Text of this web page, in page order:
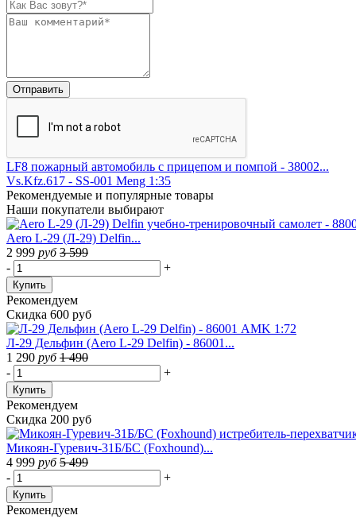
LF8 пожарный автомобиль с прицепом и помпой - 38002...
Vs.Kfz.617 - SS-001 Meng 1:35
Рекомендуемые и популярные товары
Наши покупатели выбирают
Aero L-29 (Л-29) Delfin...
2 999 руб 3 599
-
+
Купить
Рекомендуем
Скидка 600 руб
Л-29 Дельфин (Aero L-29 Delfin) - 86001...
1 290 руб 1 490
-
+
Купить
Рекомендуем
Скидка 200 руб
Микоян-Гуревич-31Б/БС (Foxhound)...
4 999 руб 5 499
-
+
Купить
Рекомендуем